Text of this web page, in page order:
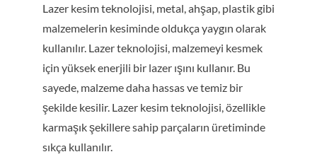
Lazer kesim teknolojisi, metal, ahşap, plastik gibi
malzemelerin kesiminde oldukça yaygın olarak
kullanılır. Lazer teknolojisi, malzemeyi kesmek
için yüksek enerjili bir lazer ışını kullanır. Bu
sayede, malzeme daha hassas ve temiz bir
şekilde kesilir. Lazer kesim teknolojisi, özellikle
karmaşık şekillere sahip parçaların üretiminde
sıkça kullanılır.